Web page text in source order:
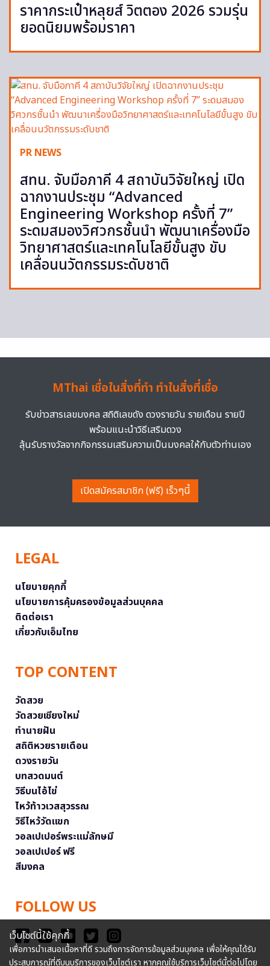
ราคากระเป๋าหลุยส์ วิตตอง 2026 รวมรุ่น
ยอดนิยมพร้อมราคา
PR NEWS
สทน. จับมือภาคี 4 สถาบันวิจัยใหญ่ เปิด
ฉากงานประชุม “Advanced
Engineering Workshop ครั้งที่ 7”
ระดมสมองวิศวกรชั้นนำ พัฒนาเครื่องมือ
วิทยาศาสตร์และเทคโนโลยีขั้นสูง ขับ
เคลื่อนนวัตกรรมระดับชาติ
MThai เชื่อในสิ่งที่ทำ ทำในสิ่งที่เชื่อ
รับข่าวสารเลขมงคล สถิติเลขดัง ดวงรายวัน รายเดือน รายปี
พร้อมแนะนำวิธีเสริมดวง
ลุ้นรับรางวัลจากกิจกรรมเสริมความเป็นมงคลให้กับตัวท่านเอง
เปิดสมัครสมาชิก (ฟรี) เร็วๆนี้
LEGAL
นโยบายคุกกี้
นโยบายการคุ้มครองข้อมูลส่วนบุคคล
ติดต่อเรา
เกี่ยวกับเอ็มไทย
TOP CONTENT
วัดสวย
วัดสวยเชียงใหม่
ทำนายฝัน
สถิติหวยรายเดือน
ดวงรายวัน
บทสวดมนต์
วิธีบนไอ้ไข่
ไหว้ท้าวเวสสุวรรณ
วิธีไหว้วัดแขก
วอลเปเปอร์พระแม่ลักษมี
วอลเปเปอร์ ฟรี
สีมงคล
FOLLOW US
เว็บไซต์นี้ใช้คุกกี้
เพื่อการนำเสนอเนื้อหาที่ดี รวมถึงการจัดการข้อมูลส่วนบุคคล เพื่อให้คุณได้รับ
ประสบการณ์ที่ดีบนบริการของเว็บไซต์เรา หากคุณใช้บริการเว็บไซต์นี้ต่อไปโดย